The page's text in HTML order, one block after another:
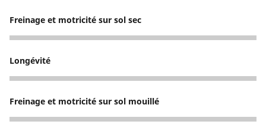
Freinage et motricité sur sol sec
5
Longévité
5
Freinage et motricité sur sol mouillé
5